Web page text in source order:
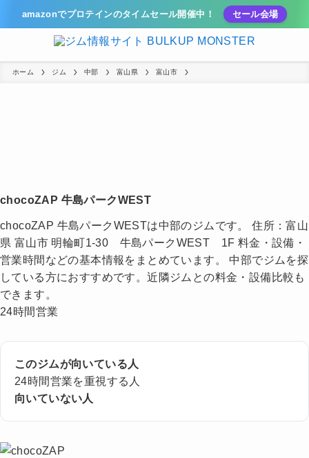
amazonでプロテインのタイムセール開催中！ セール会場
ホーム ジム 中部 富山県 富山市
chocoZAP 牛島パークWEST
chocoZAP 牛島パークWESTは中部のジムです。 住所：富山
県 富山市 明輪町1-30 牛島パークWEST 1F 料金・設備・
営業時間などの基本情報をまとめています。 中部でジムを探
している方におすすめです。近隣ジムとの料金・設備比較も
できます。
24時間営業
このジムが向いている人
24時間営業を重視する人
向いていない人